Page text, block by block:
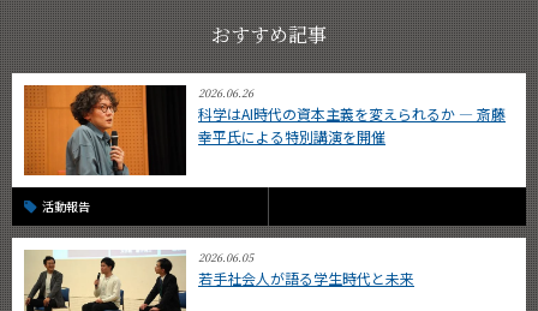
おすすめ記事
2026.06.26
科学はAI時代の資本主義を変えられるか ― 斎藤
幸平氏による特別講演を開催
活動報告
2026.06.05
若手社会人が語る学生時代と未来